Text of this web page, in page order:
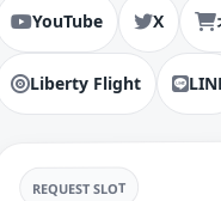
YouTube X
Liberty Flight
REQUEST SLOT